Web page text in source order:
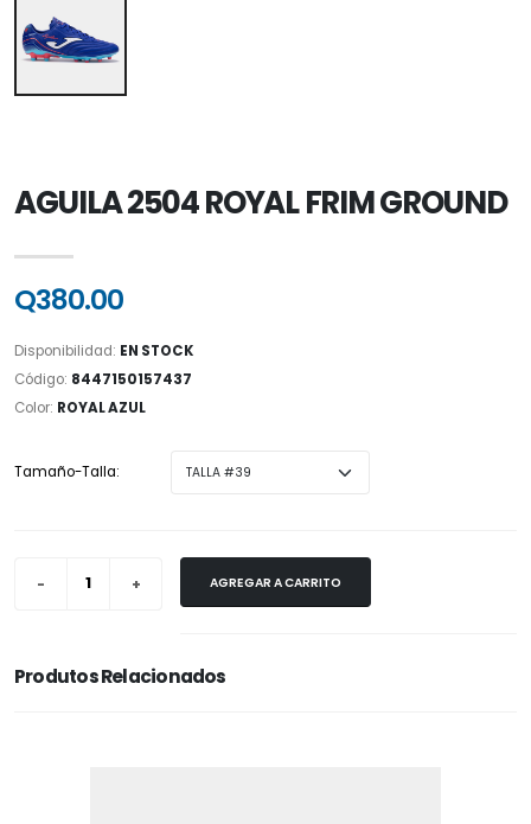
AGUILA 2504 ROYAL FRIM GROUND
Q380.00
Disponibilidad: EN STOCK
Código: 8447150157437
Color: ROYAL AZUL
Tamaño-Talla:
AGREGAR A CARRITO
Produtos Relacionados